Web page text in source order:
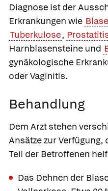
Diagnose ist der
Erkrankungen wie
Tuberkulose,
Harnblasensteine und
gynäkologische
oder Vaginitis.
Behandlung
Dem Arzt stehen
Ansätze zur Verfügung,
Teil der Betroffenen
Das Dehnen der